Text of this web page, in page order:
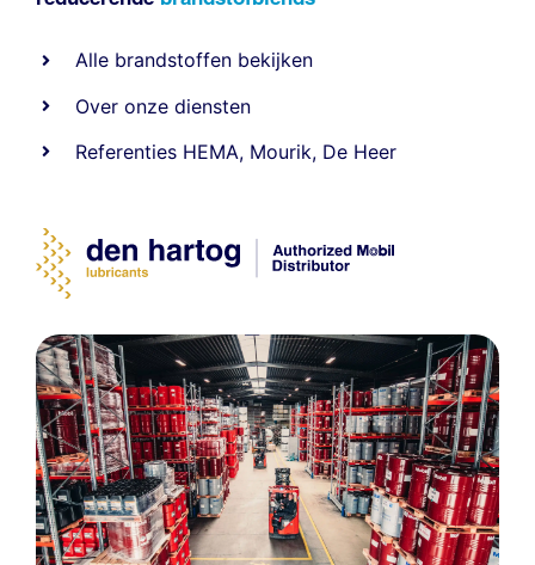
Alle brandstoffen bekijken
Over onze diensten
Referenties HEMA, Mourik, De Heer